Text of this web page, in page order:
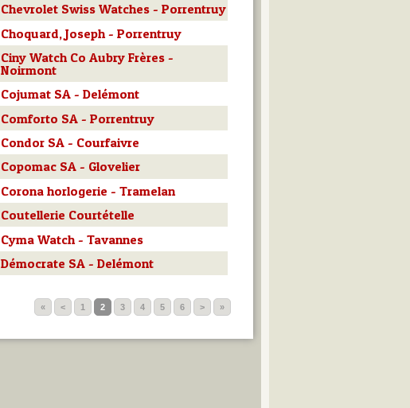
Chevrolet Swiss Watches - Porrentruy
Choquard, Joseph - Porrentruy
Ciny Watch Co Aubry Frères -
Noirmont
Cojumat SA - Delémont
Comforto SA - Porrentruy
Condor SA - Courfaivre
Copomac SA - Glovelier
Corona horlogerie - Tramelan
Coutellerie Courtételle
Cyma Watch - Tavannes
Démocrate SA - Delémont
« < 1 2 3 4 5 6 > »